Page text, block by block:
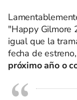
"Happy Gilmore
igual que la
fecha de
próximo año o